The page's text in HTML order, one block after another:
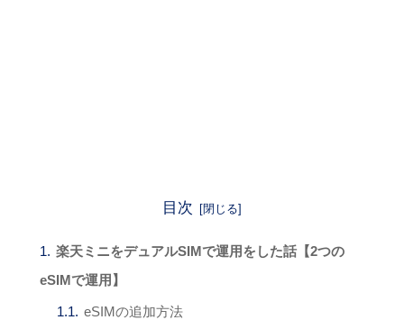
目次
楽天ミニをデュアルSIMで運用をした話【2つの
eSIMで運用】
eSIMの追加方法